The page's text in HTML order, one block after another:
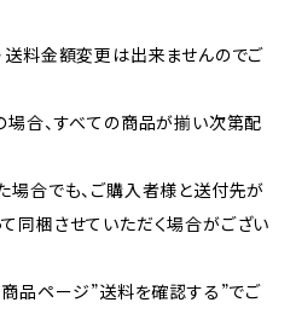
送料金額変更は出来ませんのでご
場合、すべての商品が揃い次第配
場合でも、ご購入者様と送付先が
同梱させていただく場合がござい
商品ページ”送料を確認する”でご